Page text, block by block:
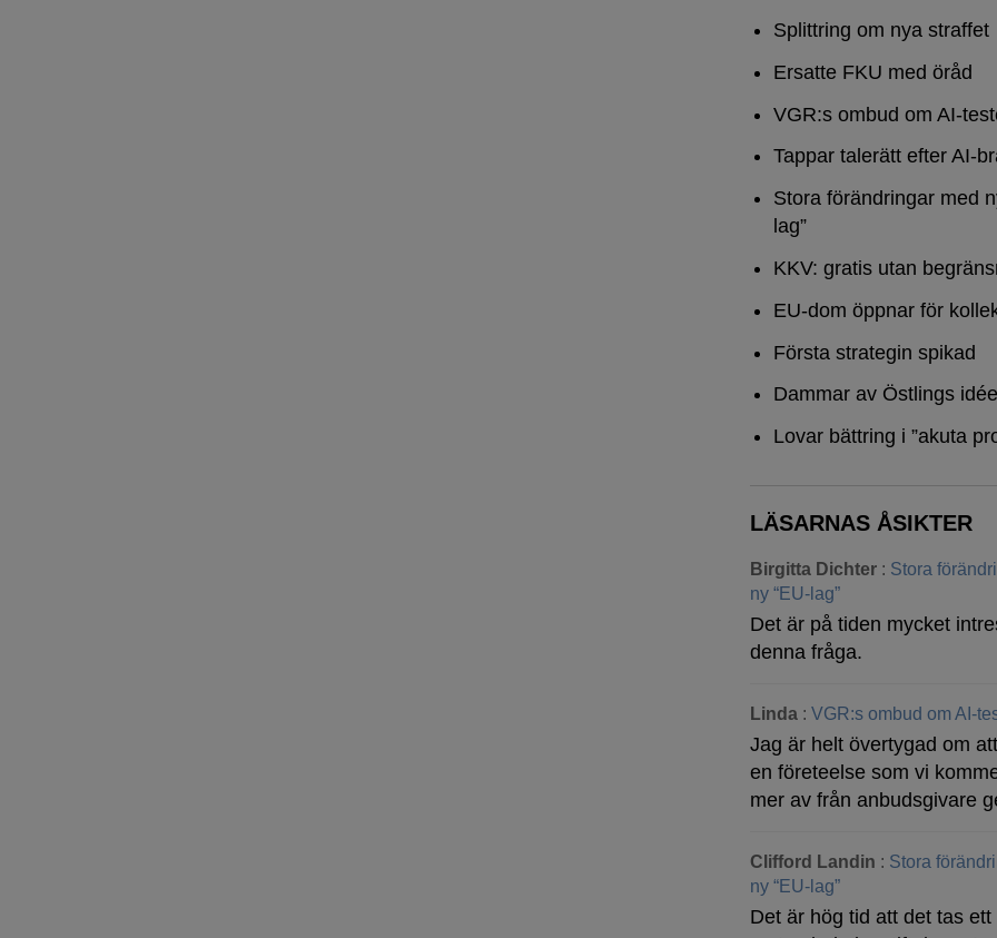
Splittring om nya straffet
Ersatte FKU med öråd
VGR:s ombud om AI-
Tappar talerätt efter AI-
Stora förändringar med
lag”
KKV: gratis utan
EU-dom öppnar för
Första strategin spikad
Dammar av Östlings
Lovar bättring i ”akuta
LÄSARNAS ÅSIKTER
Birgitta Dichter : Stora
ny “EU-lag”
Det är på tiden mycket
denna fråga.
Linda :VGR:s ombud om AI-
Jag är helt övertygad om
en företeelse som vi
mer av från anbudsgivare
Clifford Landin : Stora
ny “EU-lag”
Det är hög tid att det tas ett